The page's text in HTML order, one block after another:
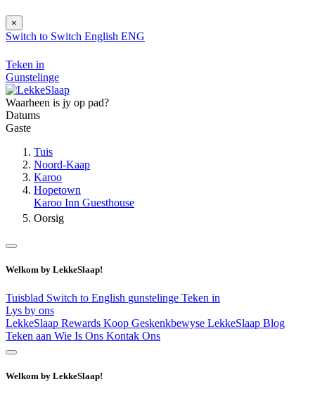
×
Switch to Switch English ENG
Teken in
Gunstelinge
Waarheen is jy op pad?
Datums
Gaste
Tuis
Noord-Kaap
Karoo
Hopetown
Karoo Inn Guesthouse
Oorsig
Welkom by LekkeSlaap!
Tuisblad Switch to English gunstelinge Teken in
Lys by ons
LekkeSlaap Rewards Koop Geskenkbewyse LekkeSlaap Blog
Teken aan Wie Is Ons Kontak Ons
Welkom by LekkeSlaap!